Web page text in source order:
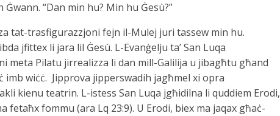
Ġwann. “Dan min hu? Min hu Ġesù?”
tat-trasfigurazzjoni fejn il-Mulej juri tassew min hu.
jfittex li jara lil Ġesù. L-Evanġelju ta’ San Luqa
meta Pilatu jirrealizza li dan mill-Galilija u jibagħtu għand
imb wiċċ. Jipprova jipperswadih jagħmel xi opra
kienu teatrin. L-istess San Luqa jgħidilna li quddiem Erodi,
fetaħx fommu (ara Lq 23:9). U Erodi, biex ma jaqax għaċ-